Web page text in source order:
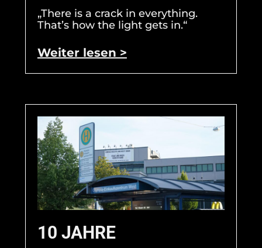
„There is a crack in everything.
That’s how the light gets in.“
Weiter lesen >
10 JAHRE